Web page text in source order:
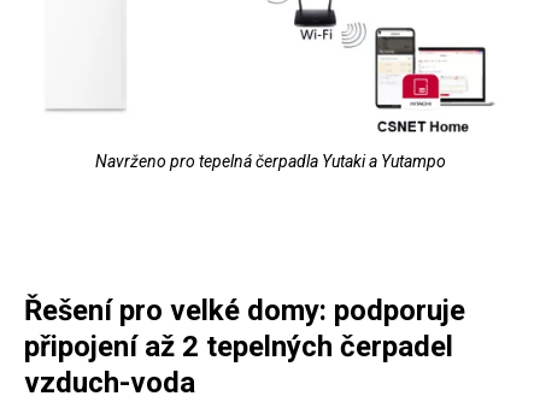
Navrženo pro tepelná čerpadla Yutaki a Yutampo
Řešení pro velké domy: podporuje
připojení až 2 tepelných čerpadel
vzduch-voda